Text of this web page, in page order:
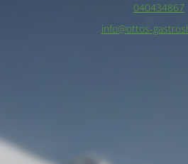
040434867
info@ottos-